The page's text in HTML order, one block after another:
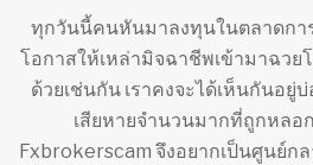
ทุกวันนี้คนหันมาลงทุนในตลาดกา
โอกาสให้เหล่ามิจฉาชีพเข้ามาฉว
ด้วยเช่นกัน เราคงจะได้เห็นกันอยู่
เสียหายจำนวนมากที่ถูกหลอ
Fxbrokerscam จึงอยากเป็นศูนย์